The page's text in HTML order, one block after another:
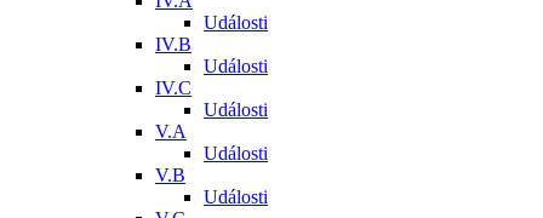
Události
IV.B
Události
IV.C
Události
V.A
Události
V.B
Události